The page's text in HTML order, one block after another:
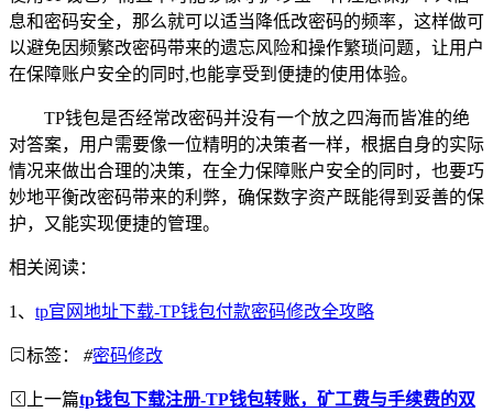
息和密码安全，那么就可以适当降低改密码的频率，这样做可
以避免因频繁改密码带来的遗忘风险和操作繁琐问题，让用户
在保障账户安全的同时,也能享受到便捷的使用体验。
TP钱包是否经常改密码并没有一个放之四海而皆准的绝
对答案，用户需要像一位精明的决策者一样，根据自身的实际
情况来做出合理的决策，在全力保障账户安全的同时，也要巧
妙地平衡改密码带来的利弊，确保数字资产既能得到妥善的保
护，又能实现便捷的管理。
相关阅读：
1、 tp官网地址下载-TP钱包付款密码修改全攻略
标签： #密码修改
上一篇tp钱包下载注册-TP钱包转账，矿工费与手续费的双